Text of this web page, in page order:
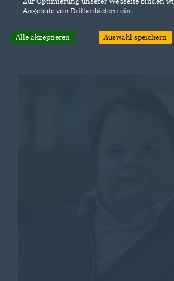
Angebote von Drittanbietern ein.
Alle akzeptieren Auswahl speichern